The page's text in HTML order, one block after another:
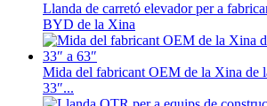
Llanda de carretó elevador per a
BYD de la Xina
Mida del fabricant OEM de la Xina de
33″...